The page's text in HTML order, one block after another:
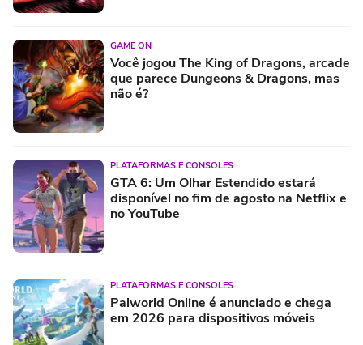
GAME ON
Você jogou The King of Dragons, arcade
que parece Dungeons & Dragons, mas
não é?
PLATAFORMAS E CONSOLES
GTA 6: Um Olhar Estendido estará
disponível no fim de agosto na Netflix e
no YouTube
PLATAFORMAS E CONSOLES
Palworld Online é anunciado e chega
em 2026 para dispositivos móveis